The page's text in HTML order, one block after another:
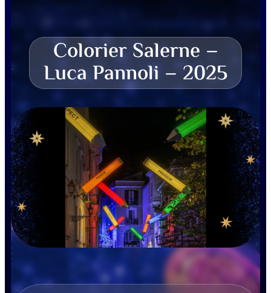
Colorier Salerne –
Luca Pannoli – 2025